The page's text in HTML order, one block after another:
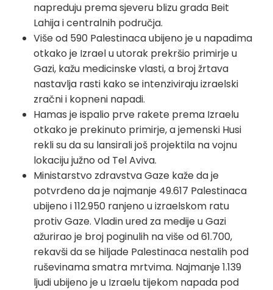
napreduju prema sjeveru blizu grada Beit
Lahija i centralnih područja.
Više od 590 Palestinaca ubijeno je u napadima
otkako je Izrael u utorak prekršio primirje u
Gazi, kažu medicinske vlasti, a broj žrtava
nastavlja rasti kako se intenziviraju izraelski
zračni i kopneni napadi.
Hamas je ispalio prve rakete prema Izraelu
otkako je prekinuto primirje, a jemenski Husi
rekli su da su lansirali još projektila na vojnu
lokaciju južno od Tel Aviva.
Ministarstvo zdravstva Gaze kaže da je
potvrđeno da je najmanje 49.617 Palestinaca
ubijeno i 112.950 ranjeno u izraelskom ratu
protiv Gaze. Vladin ured za medije u Gazi
ažurirao je broj poginulih na više od 61.700,
rekavši da se hiljade Palestinaca nestalih pod
ruševinama smatra mrtvima. Najmanje 1.139
ljudi ubijeno je u Izraelu tijekom napada pod